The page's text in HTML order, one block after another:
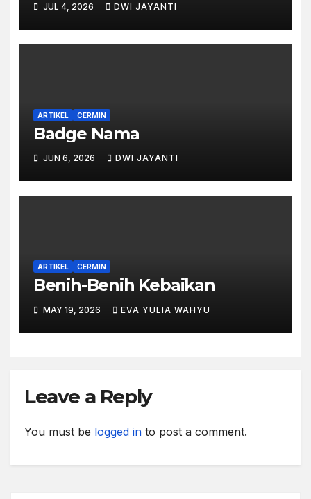
JUL 4, 2026 DWI JAYANTI
ARTIKEL CERMIN
Badge Nama
JUN 6, 2026 DWI JAYANTI
ARTIKEL CERMIN
Benih-Benih Kebaikan
MAY 19, 2026 EVA YULIA WAHYU
Leave a Reply
You must be logged in to post a comment.